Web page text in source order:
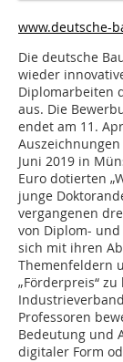
www.deutsche-
Die deutsche
wieder
Diplomarbeiten
aus. Die
endet am 11.
Juni 2019 in
Euro dotierten
junge
vergangenen
von Diplom-
sich mit ihren
Themenfeldern
„Förderpreis“
Professoren
Bedeutung und
digitaler Form